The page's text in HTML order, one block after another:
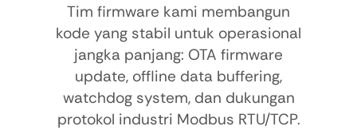
Tim firmware kami membangun
kode yang stabil untuk operasional
jangka panjang: OTA firmware
update, offline data buffering,
watchdog system, dan dukungan
protokol industri Modbus RTU/TCP.